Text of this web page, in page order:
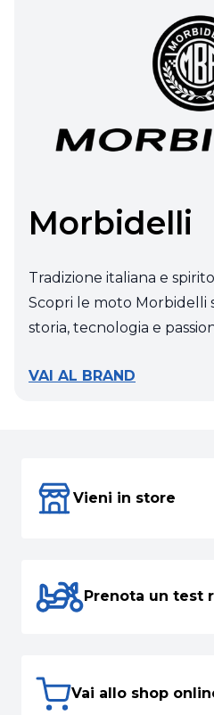
Morbidelli
Tradizione italiana e
Scopri le moto Morbidelli
storia, tecnologia e
VAI AL BRAND
Vieni in store
Prenota un test
Vai allo shop